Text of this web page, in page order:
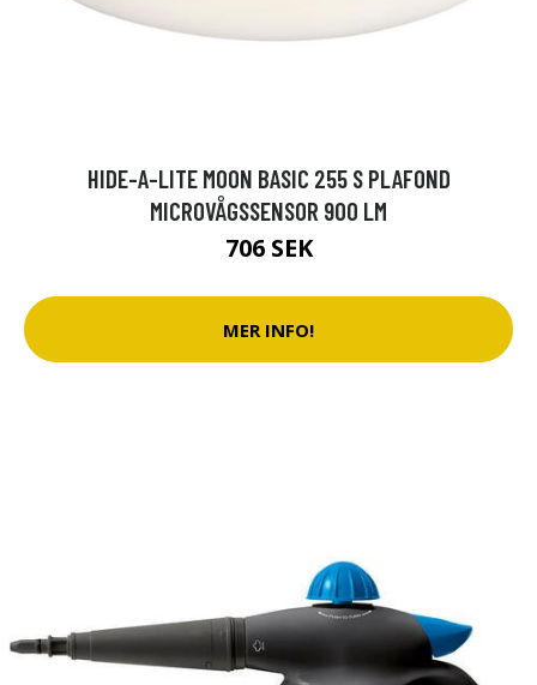
HIDE-A-LITE MOON BASIC 255 S PLAFOND
MICROVÅGSSENSOR 900 LM
706 SEK
MER INFO!